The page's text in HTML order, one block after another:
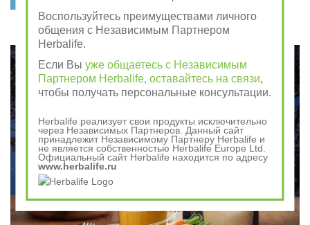
Воспользуйтесь преимуществами личного
общения с Независимым Партнером
Herbalife.
Если Выуже общаетесь с Независимым
Партнером Herbalife, оставайтесь на связи,
чтобы получать персональные консультации.
Herbalife реализует свои продукты исключительно
через Независимых Партнеров. Данный сайт
принадлежит Независимому Партнеру Herbalife и
не является собственностью Herbalife Europe Ltd.
Официальный сайт Herbalife находится по адресу
www.herbalife.ru